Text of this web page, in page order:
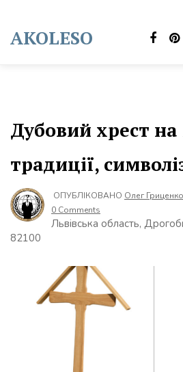
content
AKOLESO
Дубовий хрест
традиції,
ОПУБЛІКОВАНО Олег Гриценко
0 Comments
Львівська область,
82100